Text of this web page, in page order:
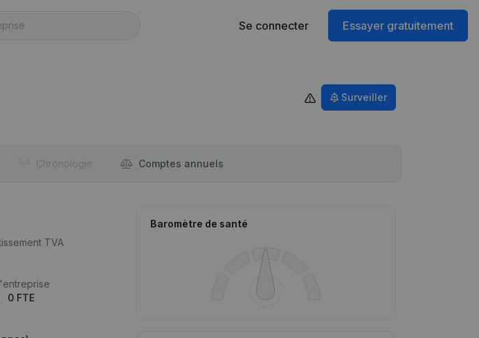
Se connecter Essayer gratuitement
Surveiller
Chronologie Comptes annuels
TVA
0 FTE
Baromètre de santé